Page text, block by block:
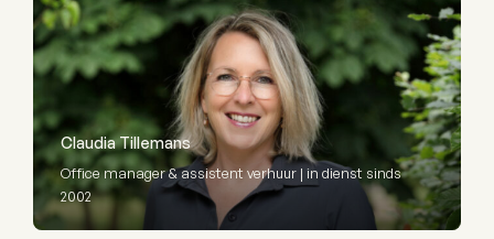
Claudia Tillemans
Office manager & assistent verhuur | in dienst sinds
2002